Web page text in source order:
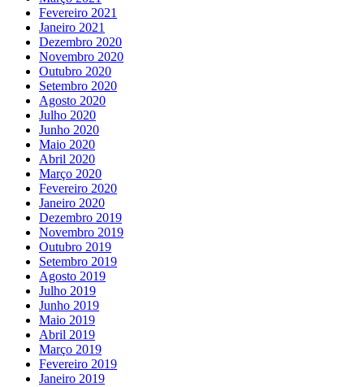
Fevereiro 2021
Janeiro 2021
Dezembro 2020
Novembro 2020
Outubro 2020
Setembro 2020
Agosto 2020
Julho 2020
Junho 2020
Maio 2020
Abril 2020
Março 2020
Fevereiro 2020
Janeiro 2020
Dezembro 2019
Novembro 2019
Outubro 2019
Setembro 2019
Agosto 2019
Julho 2019
Junho 2019
Maio 2019
Abril 2019
Março 2019
Fevereiro 2019
Janeiro 2019